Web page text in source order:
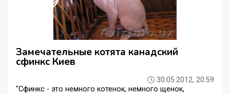
Замечательные котята канадский
сфинкс Киев
30.05.2012, 20:59
"Сфинкс - это немного котенок, немного щенок,